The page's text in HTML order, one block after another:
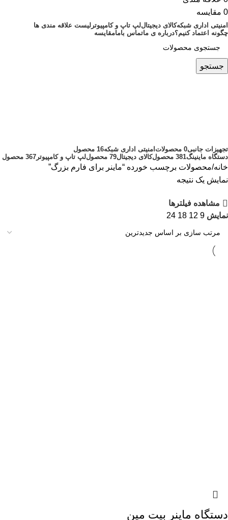
0 مقایسه
امنیتی اداری شبکهکالای دیجیتاللپ تاپ و کامپیوتر لیست علاقه مندی ها
چگونه اعتماد کنیم؟درباره ی ماتماس بامامقایسه
جستجو
تجهیزات جانبی0 محصولات امنیتی اداری شبکه16 محصول
دستگاه ماینینگ381 محصول کالای دیجیتال79 محصول لپ تاپ و کامپیوتر 367 محصول
خانه محصولات برچسب خورده “ماینر برای فارم بزرگ”
نمایش یک نتیجه
مشاهده فیلترها
نمایش 9
12
18
24
دستگاه ماینر بیت مین